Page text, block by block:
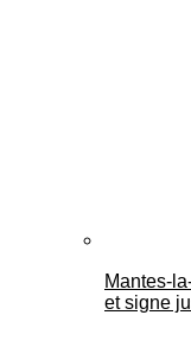
Mantes-
et signe